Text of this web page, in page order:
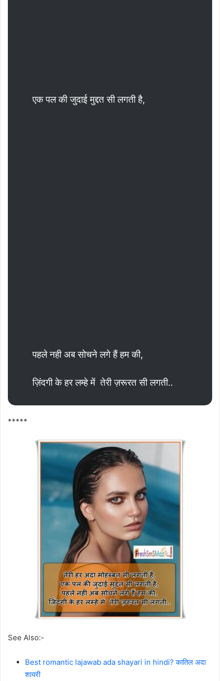
एक पल की जुदाई मुद्दत सी लगती है,
पहले नही अब सोचने लगे हैं हम की,
ज़िंदगी के हर लम्हे में तेरी ज़रूरत सी लगती..
*****
See Also:-
Best romantic lajawab ada shayari in hindi? कातिल अदा
शायरी